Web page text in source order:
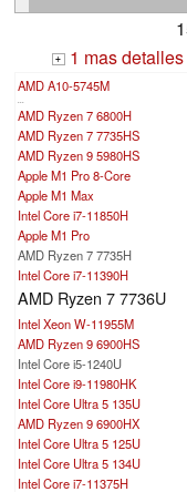
+ 1 mas detalles
AMD A10-5745M
...
AMD Ryzen 7 6800H
AMD Ryzen 7 7735HS
AMD Ryzen 9 5980HS
Apple M1 Pro 8-Core
Apple M1 Max
Intel Core i7-11850H
Apple M1 Pro
AMD Ryzen 7 7735H
Intel Core i7-11390H
AMD Ryzen 7 7736U
Intel Xeon W-11955M
AMD Ryzen 9 6900HS
Intel Core i5-1240U
Intel Core i9-11980HK
Intel Core Ultra 5 135U
AMD Ryzen 9 6900HX
Intel Core Ultra 5 125U
Intel Core Ultra 5 134U
Intel Core i7-11375H